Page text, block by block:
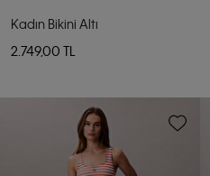
Kadın Bikini Altı
2.749,00 TL